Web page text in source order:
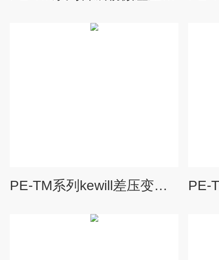
PE-TM系列kewill差压变送器品牌工业行业差压传感器